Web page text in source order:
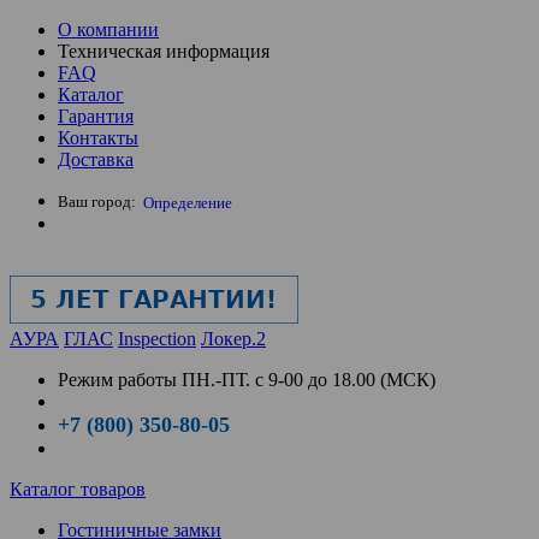
О компании
Техническая информация
FAQ
Каталог
Гарантия
Контакты
Доставка
Ваш город: Определение
АУРА ГЛАС Inspection Локер.2
Режим работы ПН.-ПТ. с 9-00 до 18.00 (МСК)
+7 (800) 350-80-05
Каталог товаров
Гостиничные замки